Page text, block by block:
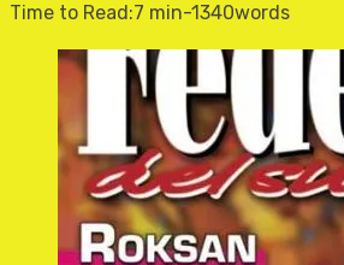
Time to Read:7 min-1340words